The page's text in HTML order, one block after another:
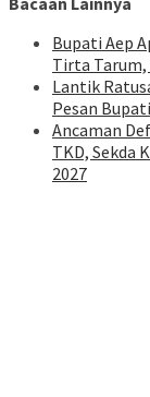
Bupati Aep
Tirta Tarum,
Lantik
Pesan
Ancaman
TKD, Sekda
2027